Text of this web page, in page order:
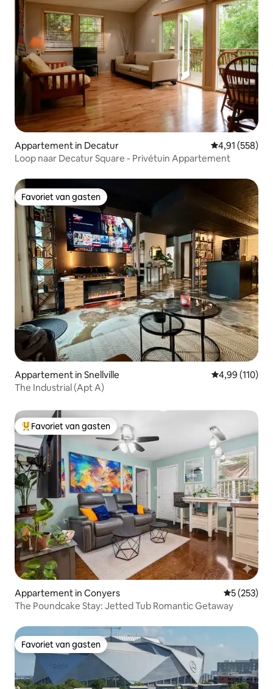
Appartement in Decatur Gemiddelde
4,91 (558)
Loop naar Decatur Square - Privétuin Appartement
Favoriet van gasten
Favoriet van gasten
Appartement in Snellville Gemiddelde
4,99 (110)
The Industrial (Apt A)
Topfavoriet van gasten
Favoriet van gasten
Appartement in Conyers
5 (253)
The Poundcake Stay: Jetted Tub Romantic Getaway
Favoriet van gasten
Favoriet van gasten